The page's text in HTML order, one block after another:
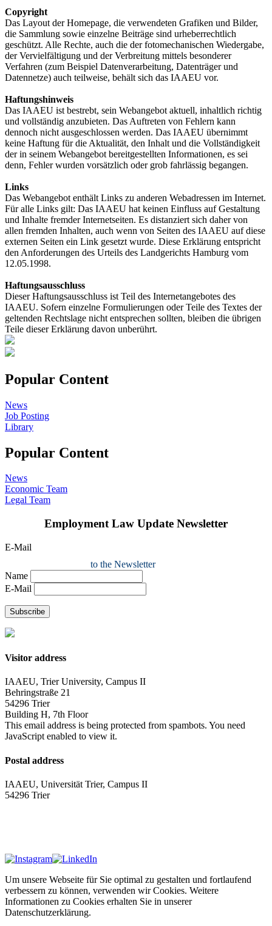
Copyright
Das Layout der Homepage, die verwendeten Grafiken und Bilder,
die Sammlung sowie einzelne Beiträge sind urheberrechtlich
geschützt. Alle Rechte, auch die der fotomechanischen Wiedergabe,
der Vervielfältigung und der Verbreitung mittels besonderer
Verfahren (zum Beispiel Datenverarbeitung, Datenträger und
Datennetze) auch teilweise, behält sich das IAAEU vor.
Haftungshinweis
Das IAAEU ist bestrebt, sein Webangebot aktuell, inhaltlich richtig
und vollständig anzubieten. Das Auftreten von Fehlern kann
dennoch nicht ausgeschlossen werden. Das IAAEU übernimmt
keine Haftung für die Aktualität, den Inhalt und die Vollständigkeit
der in seinem Webangebot bereitgestellten Informationen, es sei
denn, Fehler wurden vorsätzlich oder grob fahrlässig begangen.
Links
Das Webangebot enthält Links zu anderen Webadressen im Internet.
Für alle Links gilt: Das IAAEU hat keinen Einfluss auf Gestaltung
und Inhalte fremder Internetseiten. Es distanziert sich daher von
allen fremden Inhalten, auch wenn von Seiten des IAAEU auf diese
externen Seiten ein Link gesetzt wurde. Diese Erklärung entspricht
den Anforderungen des Urteils des Landgerichts Hamburg vom
12.05.1998.
Haftungsausschluss
Dieser Haftungsausschluss ist Teil des Internetangebotes des
IAAEU. Sofern einzelne Formulierungen oder Teile des Textes der
geltenden Rechtslage nicht entsprechen sollten, bleiben die übrigen
Teile dieser Erklärung davon unberührt.
Popular Content
News
Job Posting
Library
Popular Content
News
Economic Team
Legal Team
Employment Law Update Newsletter
E-Mail
to the Newsletter
Name
E-Mail
Subscribe
Visitor address
IAAEU, Trier University, Campus II
Behringstraße 21
54296 Trier
Building H, 7th Floor
This email address is being protected from spambots. You need
JavaScript enabled to view it.
Postal address
IAAEU, Universität Trier, Campus II
54296 Trier
Um unsere Webseite für Sie optimal zu gestalten und fortlaufend
verbessern zu können, verwenden wir Cookies. Weitere
Informationen zu Cookies erhalten Sie in unserer
Datenschutzerklärung.